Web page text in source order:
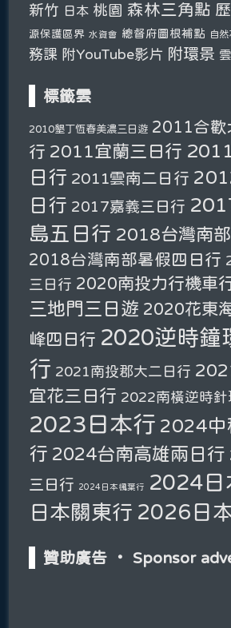
新竹 日本 桃園 森林三角點
源保護區界 水資會 總督府圖根補點 自然
務課 附YouTube影片 附環景
標籤雲
2010墾丁恆春美濃三日遊 2011合歡
行 2011宜蘭三日行
日行 2011雲南二日行
日行 2017嘉義三日行
島五日行 2018台灣南
2018台灣南部暑假四日行
三日行 2020南投力行機車
三地門三日遊 2020花東
峰四日行 2020逆時鐘
行 2021南投郡大二日行
宜花三日行 2022南橫逆時針
2023日本行 2024中
行 2024台南高雄兩日行
三日行 2024日本楓葉行 2024日
日本關東行 2026日
贊助廣告 ‧ Sponsor